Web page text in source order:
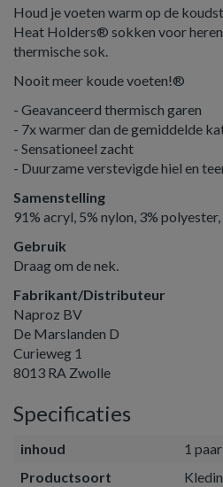
Houd je voeten warm op de
Heat Holders® sokken voor
thermische sok.
Nooit meer koude voeten!®
- Geavanceerd thermisch garen
- 7x warmer dan de gemiddelde
- Sensationeel zacht
- Duurzame verstevigde hiel en
Samenstelling
91% acryl, 5% nylon, 3%
Gebruik
Draag om de nek.
Fabrikant/Distributeur
Naproz BV
De Marslanden D
Curieweg 1
8013 RA Zwolle
Specificaties
inhoud
1 paar
Productsoort